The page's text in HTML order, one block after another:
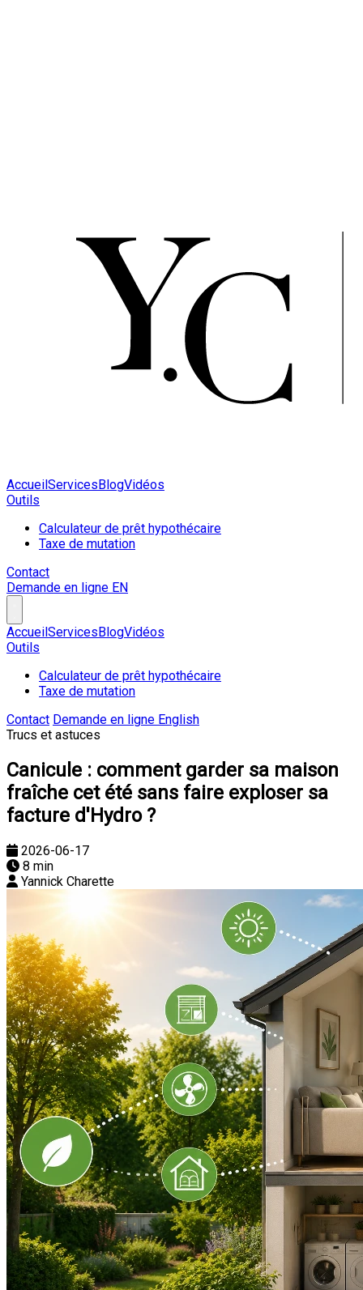
AccueilServicesBlogVidéos
Outils
Calculateur de prêt hypothécaire
Taxe de mutation
Contact
Demande en ligne EN
AccueilServicesBlogVidéos
Outils
Calculateur de prêt hypothécaire
Taxe de mutation
Contact Demande en ligne English
Trucs et astuces
Canicule : comment garder sa maison
fraîche cet été sans faire exploser sa
facture d'Hydro ?
2026-06-17
8 min
Yannick Charette